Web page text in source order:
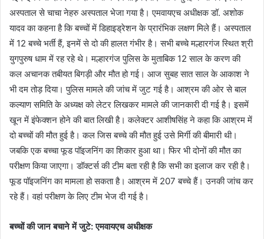
अस्पताल से चाचा नेहरु अस्पताल भेजा गया है। एमवायएच अधीक्षक डॉ. अशोक
यादव का कहना है कि बच्चों में डिहाइड्रेशन के प्रारंभिक लक्षण मिले हैं। अस्पताल
में 12 बच्चे भर्ती हैं, इनमें से दो की हालत गंभीर है। सभी बच्चे मल्हारगंज स्थित श्री
युगपुरुष धाम में रह रहे थे। मल्हारगंज पुलिस के मुताबिक 12 साल के करण की
कल अचानक तबीयत बिगड़ी और मौत हो गई। आज सुबह सात साल के आकाश ने
भी दम तोड़ दिया। पुलिस मामले की जांच में जुट गई है। आश्रम की ओर से बाल
कल्याण समिति के अध्यक्ष को लेटर लिखकर मामले की जानकारी दी गई है। इसमें
खून में इंफेक्शन होने की बात लिखी है। कलेक्टर आशीषसिंह ने कहा कि आश्रम में
दो बच्चों की मौत हुई है। कल जिस बच्चे की मौत हुई उसे मिर्गी की बीमारी थी।
जबकि एक बच्चा फूड पॉइजनिंग का शिकार हुआ था। फिर भी दोनों की मौत का
परीक्षण किया जाएगा। डॉक्टर्स की टीम बता रही है कि सभी का इलाज कर रही है।
फूड पॉइजनिंग का मामला हो सकता है। आश्रम में 207 बच्चे हैं। उनकी जांच कर
रहे हैं। वहां परीक्षण के लिए टीम भेज दी गई है।
बच्चों की जान बचाने में जुटे: एमवायएच अधीक्षक